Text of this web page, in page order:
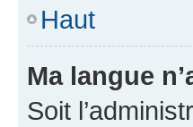
Haut
Ma langue
Soit